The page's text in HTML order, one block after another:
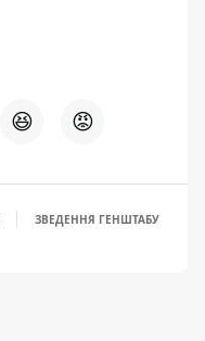
😆 😡
ЗВЕДЕННЯ ГЕНШТАБУ